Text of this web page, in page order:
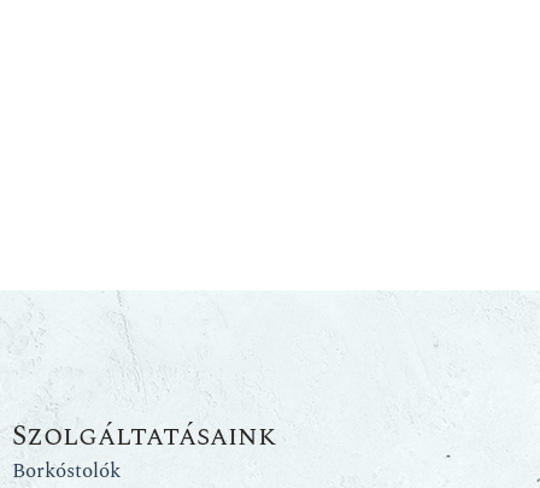
Szolgáltatásaink
Borkóstolók